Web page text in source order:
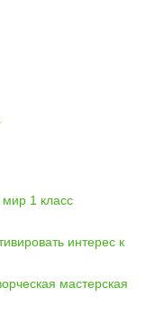
1 класс
интерес к
мастерская